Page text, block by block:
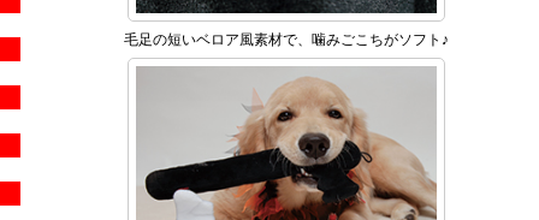
毛足の短いベロア風素材で、噛みごこちがソフト♪